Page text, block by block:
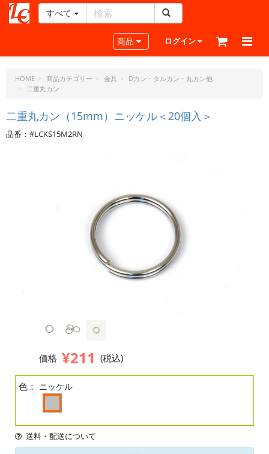
ー
ラ
フ
ド
ッ
ト・
すべて
Toggle navigation
商品 ログイン
HOME 商品カテゴリー 金具
Dカン・タルカン・丸カン他
二重丸カン
二重丸カン（15mm）ニッケル＜20個入＞
品番：#LCKS15M2RN
価格 ¥211 (税込)
色： ニッケル
送料・配送について